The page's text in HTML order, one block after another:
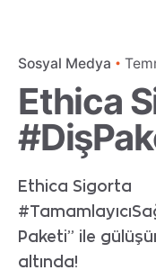
Sosyal Medya
Ethica
Ethica Sigorta
Paketi’’ ile
altında!